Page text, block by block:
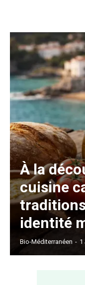
À la
cuisine
identité
Bio-Méditerranéen - 1